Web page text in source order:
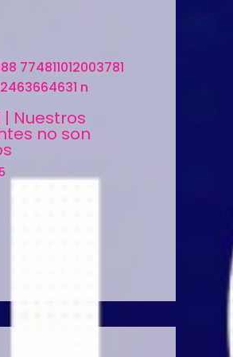
| Nuestros
no son